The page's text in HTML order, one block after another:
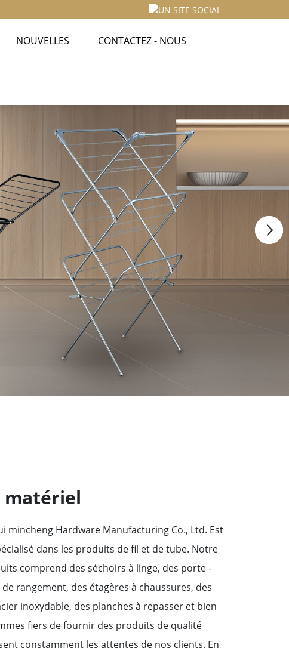
NOUVELLES CONTACTEZ - NOUS
matériel
mincheng Hardware Manufacturing Co., Ltd. Est
dans les produits de fil et de tube. Notre
comprend des séchoirs à linge, des porte -
rangement, des étagères à chaussures, des
inoxydable, des planches à repasser et bien
fiers de fournir des produits de qualité
constamment les attentes de nos clients. En